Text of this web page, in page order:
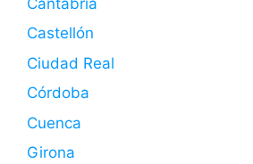
Castellón
Ciudad Real
Córdoba
Cuenca
Girona